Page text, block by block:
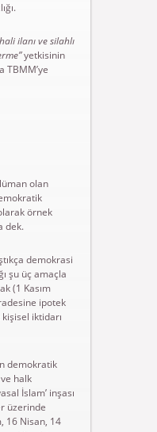
ilanı ve silahlı
yetkisinin
TBMM’ye
olan
örnek
dek.
demokrasi
şu üç amaçla
(1 Kasım
ipotek
iktidarı
demokratik
halk
İslam’ inşası
üzerinde
16 Nisan, 14